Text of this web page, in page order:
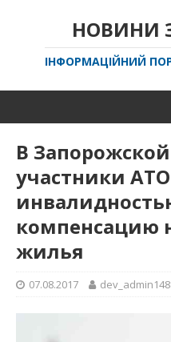
НОВИНИ
ІНФОРМАЦІЙНИЙ
В
участники
компенсацию
жилья
07.08.2017